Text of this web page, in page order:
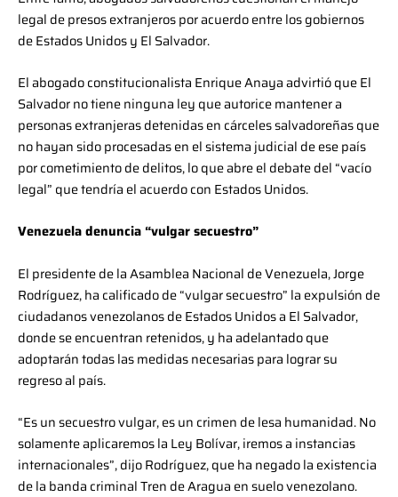
legal de presos extranjeros por acuerdo entre los gobiernos
de Estados Unidos y El Salvador.
El abogado constitucionalista Enrique Anaya advirtió que El
Salvador no tiene ninguna ley que autorice mantener a
personas extranjeras detenidas en cárceles salvadoreñas que
no hayan sido procesadas en el sistema judicial de ese país
por cometimiento de delitos, lo que abre el debate del “vacío
legal” que tendría el acuerdo con Estados Unidos.
Venezuela denuncia “vulgar secuestro”
El presidente de la Asamblea Nacional de Venezuela, Jorge
Rodríguez, ha calificado de “vulgar secuestro” la expulsión de
ciudadanos venezolanos de Estados Unidos a El Salvador,
donde se encuentran retenidos, y ha adelantado que
adoptarán todas las medidas necesarias para lograr su
regreso al país.
“Es un secuestro vulgar, es un crimen de lesa humanidad. No
solamente aplicaremos la Ley Bolívar, iremos a instancias
internacionales”, dijo Rodríguez, que ha negado la existencia
de la banda criminal Tren de Aragua en suelo venezolano.